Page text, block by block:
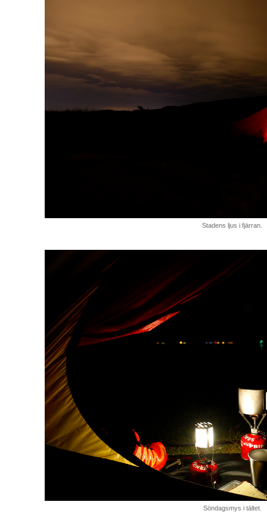
Stadens ljus i fjärran.
Söndagsmys i tältet.